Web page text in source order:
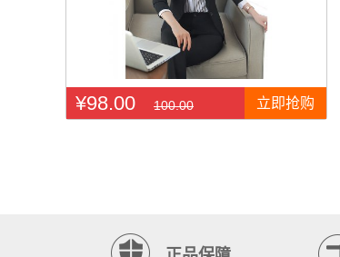
¥98.00 100.00 立即抢购